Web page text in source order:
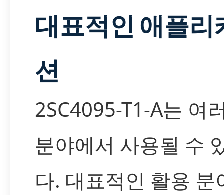
대표적인 애플리
션
2SC4095-T1-A는 여
분야에서 사용될 수
다. 대표적인 활용 분